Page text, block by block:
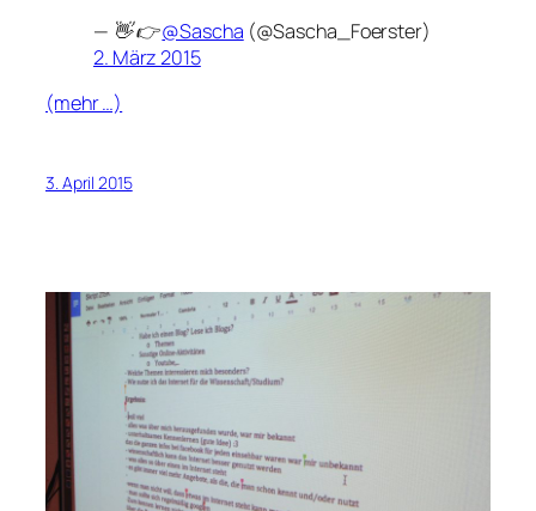
— 👋 👉@Sascha (@Sascha_Foerster)
2. März 2015
(mehr …)
3. April 2015